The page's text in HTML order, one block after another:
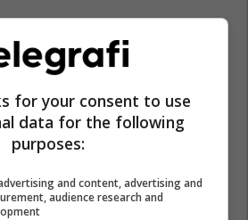
for your consent to use
data for the following
purposes:
and content, advertising and
audience research and